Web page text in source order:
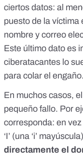
ciertos datos: al
puesto de la víctima
nombre y correo
Este último dato es
ciberatacantes lo
para colar el engaño.
En muchos casos,
pequeño fallo. Por
corresponda: en vez
‘I’ (una ‘i’
directamente el